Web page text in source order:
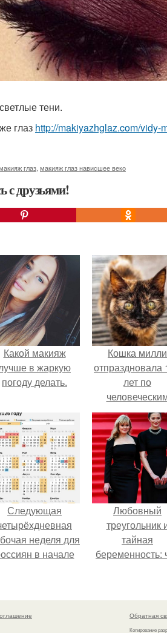
тени.
глаз http://makiyazhglaz.com/
глаз макияж глаз нависшее веко
с друзьями!
Какой макияж
в жаркую
погоду делать.
Кошка милли
отпраздновала
лет по
Меркам и
претендует
звание
старой в
Следующая
неделя для
в начале
Любовный
треугольник
тайная
беременность:
Михалкова?
Обратная
Копирование